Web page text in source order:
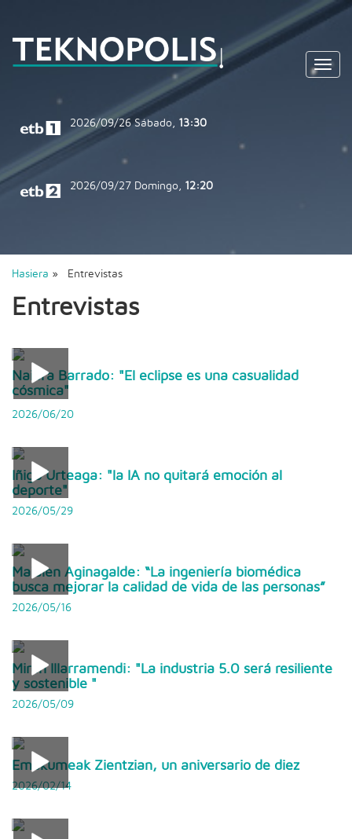
2026/09/26Sábado, 13:30
2026/09/27 Domingo, 12:20
Hasiera » Entrevistas
Entrevistas
Naiara Barrado: "El eclipse es una casualidad
cósmica"
2026/06/20
Iñigo Urteaga: "la IA no quitará emoción al
deporte"
2026/05/29
Maialen Aginagalde: “La ingeniería biomédica
busca mejorar la calidad de vida de las personas”
2026/05/16
Miren Illarramendi: "La industria 5.0 será resiliente
y sostenible "
2026/05/09
Emakumeak Zientzian, un aniversario de diez
2026/02/14